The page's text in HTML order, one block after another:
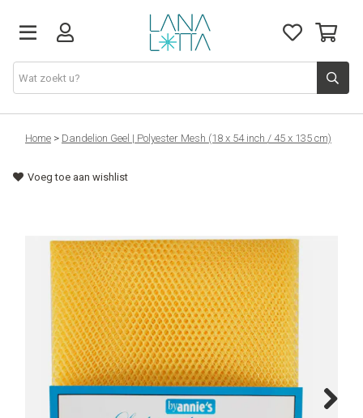
Stoffen
Fournituren
Patronen
Naaimachines
Workshops
Tips & tricks
Home > Dandelion Geel | Polyester Mesh (18 x 54 inch / 45 x 135 cm)
Voeg toe aan wishlist